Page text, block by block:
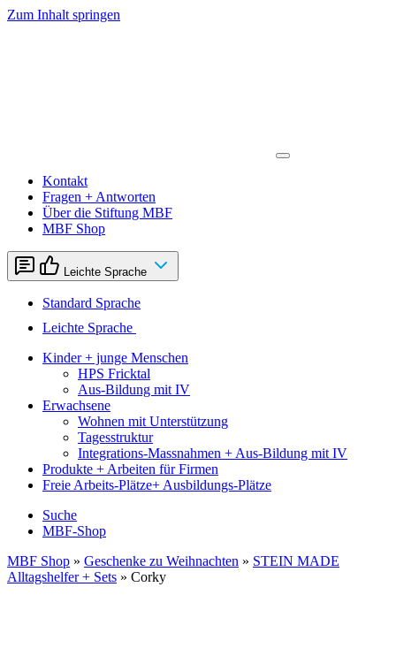
Zum Inhalt springen
Kontakt
Fragen + Antworten
Über die Stiftung MBF
MBF Shop
Leichte Sprache
Standard Sprache
Leichte Sprache
Kinder + junge Menschen
HPS Fricktal
Aus-Bildung mit IV
Erwachsene
Wohnen mit Unterstützung
Tagesstruktur
Integrations-Massnahmen + Aus-Bildung mit IV
Produkte + Arbeiten für Firmen
Freie Arbeits-Plätze+ Ausbildungs-Plätze
Suche
MBF-Shop
MBF Shop » Geschenke zu Weihnachten » STEIN MADE
Alltagshelfer + Sets » Corky